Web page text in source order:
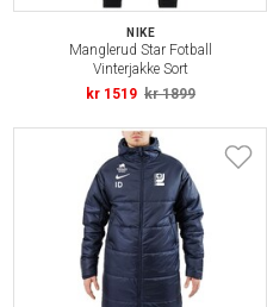
NIKE
Manglerud Star Fotball
Vinterjakke Sort
kr 1519 kr 1899